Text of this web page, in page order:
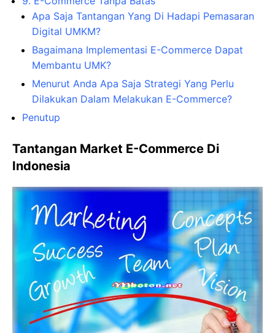
Apa Saja Tantangan Yang Di Hadapi Pemasaran
Digital UMKM?
Bagaimana Implementasi E-Commerce Dapat
Membantu UMK?
Menurut Anda Apa Saja Strategi Yang Perlu
Dilakukan Dalam Melakukan E-Commerce?
Penutup
Tantangan Market E-Commerce Di
Indonesia